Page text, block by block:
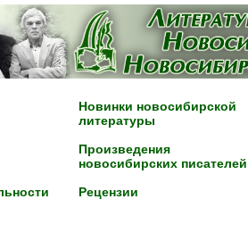
Новинки новосибирской
литературы
Произведения
новосибирских писателей
Рецензии